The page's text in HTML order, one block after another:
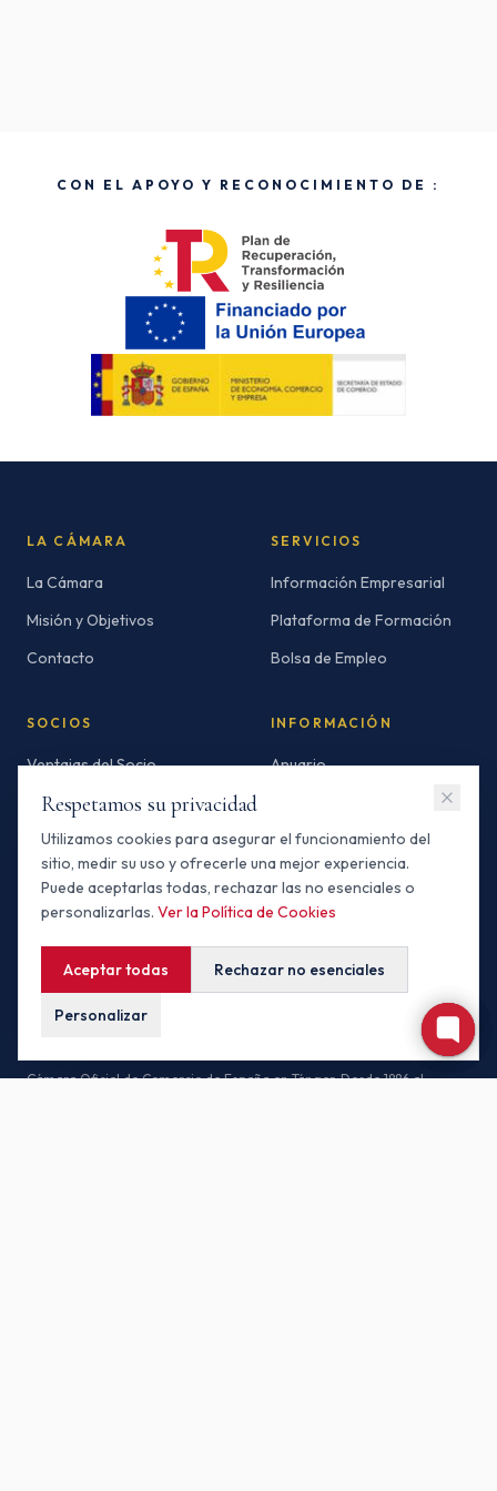
Respetamos su privacidad
Utilizamos cookies para asegurar el funcionamiento del
sitio, medir su uso y ofrecerle una mejor experiencia.
Puede aceptarlas todas, rechazar las no esenciales o
personalizarlas. Ver la Política de Cookies
Aceptar todas Rechazar no esenciales
Personalizar
CON EL APOYO Y RECONOCIMIENTO DE :
LA CÁMARA
La Cámara
Misión y Objetivos
Contacto
SERVICIOS
Información Empresarial
Plataforma de Formación
Bolsa de Empleo
SOCIOS
Ventajas del Socio
Socios Standard
Socios Premium
Buscador de Socios
INFORMACIÓN
Anuario
Invertir en Marruecos
Cámara Oficial de Comercio de España en Tánger. Desde 1886 al